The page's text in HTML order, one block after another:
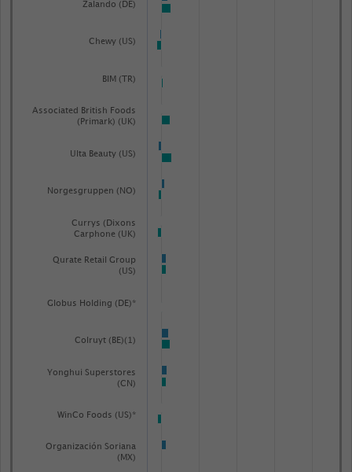
Globus Holding (DE)*
Zalando (DE)
Chewy (US)
BIM (TR)
Associated British Foods
(Primark) (UK)
Ulta Beauty (US)
Norgesgruppen (NO)
Currys (Dixons
Carphone (UK)
Qurate Retail Group
(US)
Colruyt (BE)(1)
Yonghui Superstores
(CN)
WinCo Foods (US)*
Organización Soriana
(MX)